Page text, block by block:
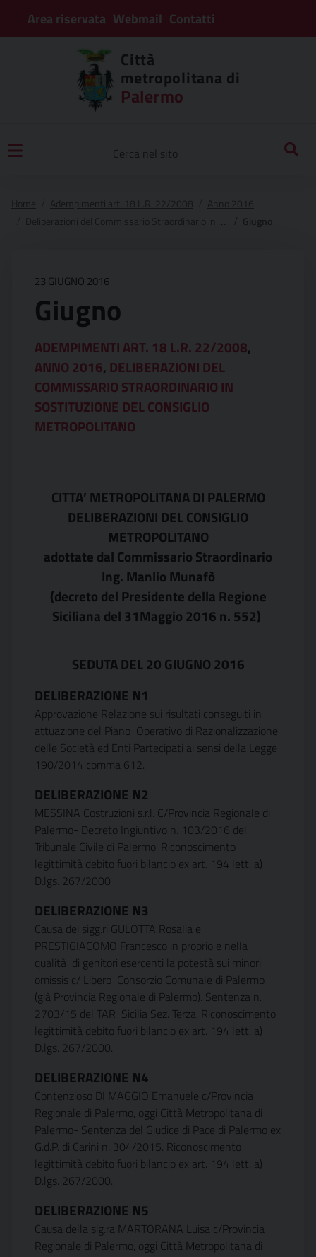
Area riservata Webmail Contatti
Città
metropolitana di
Palermo
23 GIUGNO 2016
Giugno
ADEMPIMENTI ART. 18 L.R. 22/2008,
ANNO 2016, DELIBERAZIONI DEL
COMMISSARIO STRAORDINARIO IN
SOSTITUZIONE DEL CONSIGLIO
METROPOLITANO
CITTA’ METROPOLITANA DI PALERMO
DELIBERAZIONI DEL CONSIGLIO
METROPOLITANO
adottate dal Commissario Straordinario
Ing. Manlio Munafò
(decreto del Presidente della Regione
Siciliana del 31Maggio 2016 n. 552)
SEDUTA DEL 20 GIUGNO 2016
DELIBERAZIONE N1
Approvazione Relazione sui risultati conseguiti in
attuazione del Piano Operativo di Razionalizzazione
delle Società ed Enti Partecipati ai sensi della Legge
190/2014 comma 612.
DELIBERAZIONE N2
MESSINA Costruzioni s.r.l. C/Provincia Regionale di
Palermo- Decreto Ingiuntivo n. 103/2016 del
Tribunale Civile di Palermo. Riconoscimento
legittimità debito fuori bilancio ex art. 194 lett. a)
D.lgs. 267/2000
DELIBERAZIONE N3
Causa dei sigg.ri GULOTTA Rosalia e
PRESTIGIACOMO Francesco in proprio e nella
qualità di genitori esercenti la potestà sui minori
omissis c/ Libero Consorzio Comunale di Palermo
(già Provincia Regionale di Palermo). Sentenza n.
2703/15 del TAR  Sicilia Sez. Terza. Riconoscimento
legittimità debito fuori bilancio ex art. 194 lett. a)
D.lgs. 267/2000.
DELIBERAZIONE N4
Contenzioso DI MAGGIO Emanuele c/Provincia
Regionale di Palermo, oggi Città Metropolitana di
Palermo- Sentenza del Giudice di Pace di Palermo ex
G.d.P. di Carini n. 304/2015. Riconoscimento
legittimità debito fuori bilancio ex art. 194 lett. a)
D.lgs. 267/2000.
DELIBERAZIONE N5
Causa della sig.ra MARTORANA Luisa c/Provincia
Regionale di Palermo, oggi Città Metropolitana di